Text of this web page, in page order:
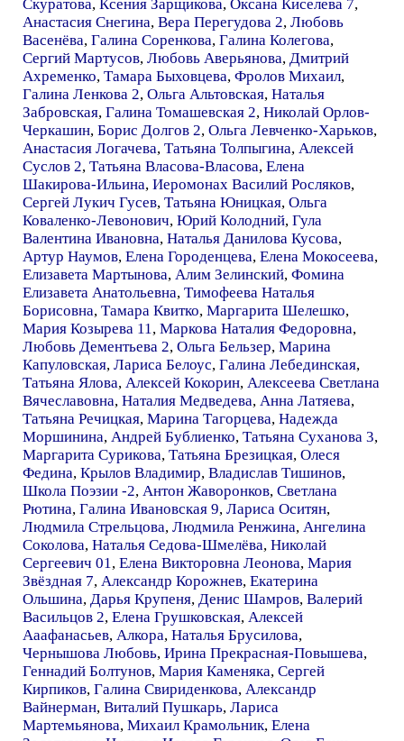
Скуратова, Ксения Зарщикова, Оксана Киселева 7,
Анастасия Снегина, Вера Перегудова 2, Любовь
Васенёва, Галина Соренкова, Галина Колегова,
Сергий Мартусов, Любовь Аверьянова, Дмитрий
Ахременко, Тамара Быховцева, Фролов Михаил,
Галина Ленкова 2, Ольга Альтовская, Наталья
Забровская, Галина Томашевская 2, Николай Орлов-
Черкашин, Борис Долгов 2, Ольга Левченко-Харьков,
Анастасия Логачева, Татьяна Толпыгина, Алексей
Суслов 2, Татьяна Власова-Власова, Елена
Шакирова-Ильина, Иеромонах Василий Росляков,
Сергей Лукич Гусев, Татьяна Юницкая, Ольга
Коваленко-Левонович, Юрий Колодний, Гула
Валентина Ивановна, Наталья Данилова Кусова,
Артур Наумов, Елена Городенцева, Елена Мокосеева,
Елизавета Мартынова, Алим Зелинский, Фомина
Елизавета Анатольевна, Тимофеева Наталья
Борисовна, Тамара Квитко, Маргарита Шелешко,
Мария Козырева 11, Маркова Наталия Федоровна,
Любовь Дементьева 2, Ольга Бельзер, Марина
Капуловская, Лариса Белоус, Галина Лебединская,
Татьяна Ялова, Алексей Кокорин, Алексеева Светлана
Вячеславовна, Наталия Медведева, Анна Латяева,
Татьяна Речицкая, Марина Тагорцева, Надежда
Моршинина, Андрей Бублиенко, Татьяна Суханова 3,
Маргарита Сурикова, Татьяна Брезицкая, Олеся
Федина, Крылов Владимир, Владислав Тишинов,
Школа Поэзии -2, Антон Жаворонков, Светлана
Рютина, Галина Ивановская 9, Лариса Оситян,
Людмила Стрельцова, Людмила Ренжина, Ангелина
Соколова, Наталья Седова-Шмелёва, Николай
Сергеевич 01, Елена Викторовна Леонова, Мария
Звёздная 7, Александр Корожнев, Екатерина
Ольшина, Дарья Крупеня, Денис Шамров, Валерий
Васильцов 2, Елена Грушковская, Алексей
Ааафанасьев, Алкора, Наталья Брусилова,
Чернышова Любовь, Ирина Прекрасная-Повышева,
Геннадий Болтунов, Мария Каменяка, Сергей
Кирпиков, Галина Свириденкова, Александр
Вайнерман, Виталий Пушкарь, Лариса
Мартемьянова, Михаил Крамольник, Елена